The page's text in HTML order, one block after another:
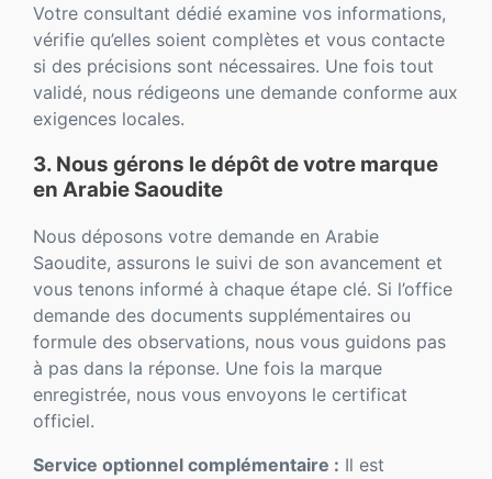
Votre consultant dédié examine vos informations,
vérifie qu’elles soient complètes et vous contacte
si des précisions sont nécessaires. Une fois tout
validé, nous rédigeons une demande conforme aux
exigences locales.
3. Nous gérons le dépôt de votre marque
en Arabie Saoudite
Nous déposons votre demande en Arabie
Saoudite, assurons le suivi de son avancement et
vous tenons informé à chaque étape clé. Si l’office
demande des documents supplémentaires ou
formule des observations, nous vous guidons pas
à pas dans la réponse. Une fois la marque
enregistrée, nous vous envoyons le certificat
officiel.
Service optionnel complémentaire : Il est